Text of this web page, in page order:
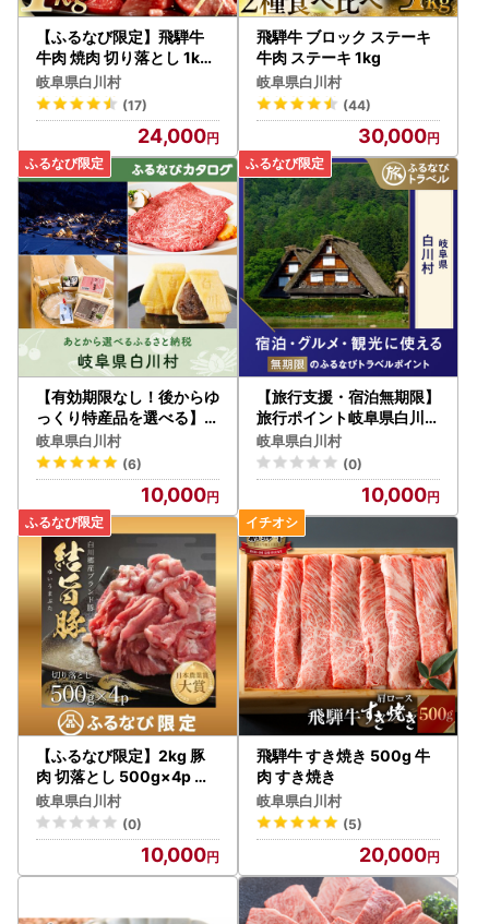
【ふるなび限定】飛騨牛
牛肉 焼肉 切り落とし 1kg|
焼肉 FN-Limited-PR
岐阜県白川村
(17)
24,000
飛騨牛 ブロック ステーキ
牛肉 ステーキ 1kg
岐阜県白川村
(44)
30,000
【有効期限なし！後からゆ
っくり特産品を選べる】岐
阜県白川村カタログポイン
ト
岐阜県白川村
(6)
10,000
【旅行支援・宿泊無期限】
旅行ポイント岐阜県白川村
ふるなびトラベルポイント
岐阜県白川村
(0)
10,000
【ふるなび限定】2kg 豚
肉 切落とし 500g×4p 豚
肉 飛騨高山ミート MS010
FN-Limited-PR
岐阜県白川村
(0)
10,000
飛騨牛 すき焼き 500g 牛
肉 すき焼き
岐阜県白川村
(5)
20,000